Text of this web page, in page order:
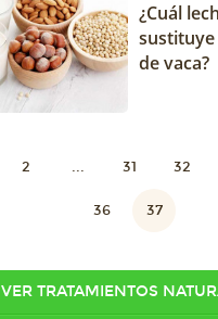
¿Cuál
de vaca?
2 ... 31 32
36 37
VER TRATAMIENTOS